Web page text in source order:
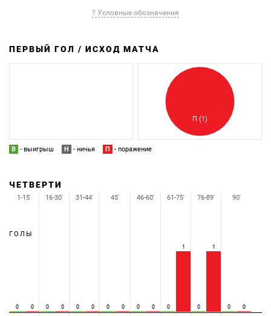
? Условные обозначения
ПЕРВЫЙ ГОЛ / ИСХОД МАТЧА
П (1)
В - выигрыш Н - ничья П - поражение
ЧЕТВЕРТИ
ГОЛЫ
0 0 0 0 0 0 0 0 0 0 0
1
0
1
0 0
1-15' 16-30' 31-44' 45' 46-60' 61-75' 76-89' 90'